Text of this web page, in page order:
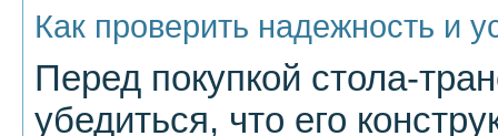
Как проверить надежность и
Перед покупкой стола-
убедиться, что его